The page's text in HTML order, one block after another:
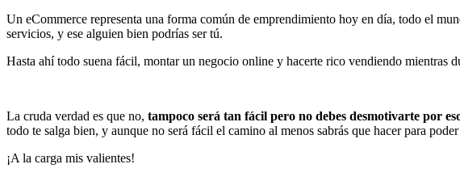
Un eCommerce representa una forma común de emprendimiento hoy en día, todo el
servicios, y ese alguien bien podrías ser tú.
Hasta ahí todo suena fácil, montar un negocio online y hacerte rico vendiendo mientras
La cruda verdad es que no, tampoco será tan fácil pero no debes desmotivarte por
todo te salga bien, y aunque no será fácil el camino al menos sabrás que hacer para
¡A la carga mis valientes!